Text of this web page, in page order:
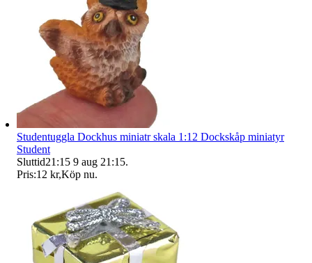
Studentuggla Dockhus miniatr skala 1:12 Dockskåp miniatyr
Student
Sluttid21:15 9 aug 21:15.
Pris:12 kr,Köp nu.